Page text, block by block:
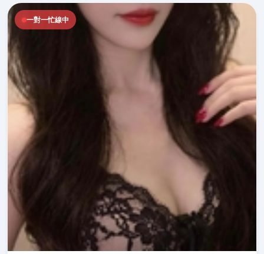
一對一忙線中